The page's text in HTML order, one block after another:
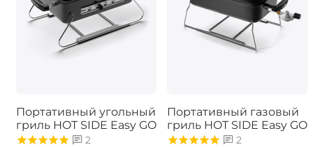
Портативный угольный
гриль HOT SIDE Easy GO
2
Портативный газовый
гриль ​HOT SIDE Easy GO
2